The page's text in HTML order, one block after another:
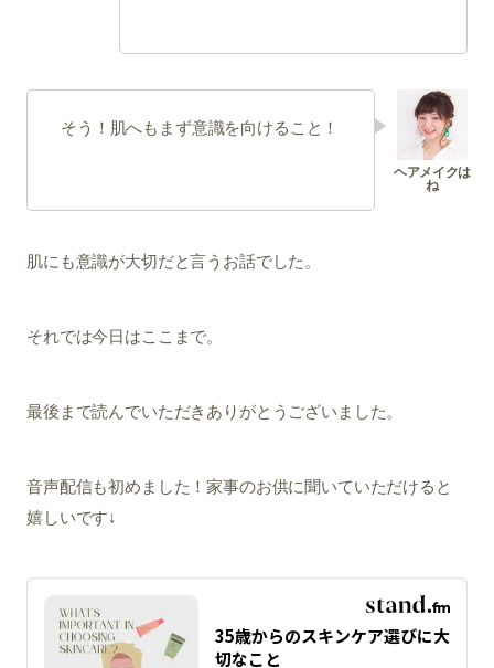
そう！肌へもまず意識を向けること！
肌にも意識が大切だと言うお話でした。
それでは今日はここまで。
最後まで読んでいただきありがとうございました。
音声配信も初めました！家事のお供に聞いていただけると
嬉しいです↓